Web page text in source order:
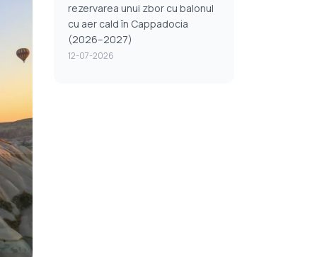
rezervarea unui zbor cu balonul
cu aer cald în Cappadocia
(2026–2027)
12-07-2026